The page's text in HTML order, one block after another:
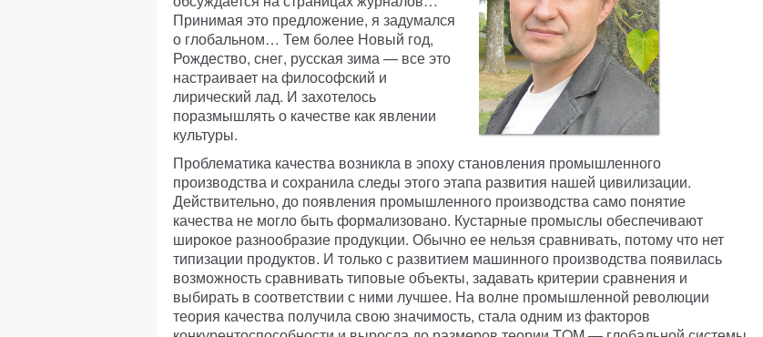
Принимая это предложение, я задумался
о глобальном… Тем более Новый год,
Рождество, снег, русская зима — все это
настраивает на философский и
лирический лад. И захотелось
поразмышлять о качестве как явлении
культуры.
Проблематика качества возникла в эпоху становления промышленного
производства и сохранила следы этого этапа развития нашей цивилизации.
Действительно, до появления промышленного производства само понятие
качества не могло быть формализовано. Кустарные промыслы обеспечивают
широкое разнообразие продукции. Обычно ее нельзя сравнивать, потому что нет
типизации продуктов. И только с развитием машинного производства появилась
возможность сравнивать типовые объекты, задавать критерии сравнения и
выбирать в соответствии с ними лучшее. На волне промышленной революции
теория качества получила свою значимость, стала одним из факторов